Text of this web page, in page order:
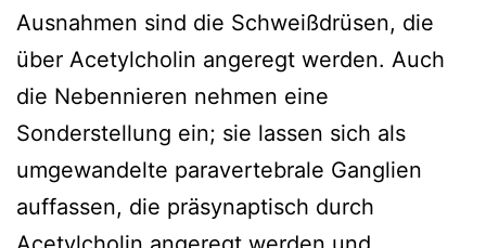
Ausnahmen sind die Schweißdrüsen, die
über Acetylcholin angeregt werden. Auch
die Nebennieren nehmen eine
Sonderstellung ein; sie lassen sich als
umgewandelte paravertebrale Ganglien
auffassen, die präsynaptisch durch